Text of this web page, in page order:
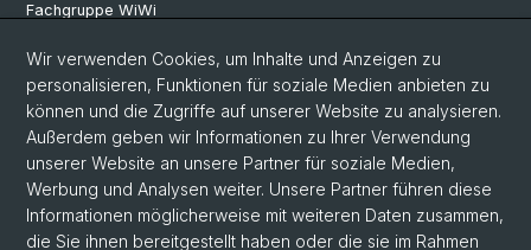
Fachgruppe WiWi
Social Media
LinkedIn
Youtube
Wir verwenden Cookies, um Inhalte und Anzeigen zu
personalisieren, Funktionen für soziale Medien anbieten zu
können und die Zugriffe auf unserer Website zu analysieren.
Außerdem geben wir Informationen zu Ihrer Verwendung
unserer Website an unsere Partner für soziale Medien,
Werbung und Analysen weiter. Unsere Partner führen diese
Informationen möglicherweise mit weiteren Daten zusammen,
die Sie ihnen bereitgestellt haben oder die sie im Rahmen